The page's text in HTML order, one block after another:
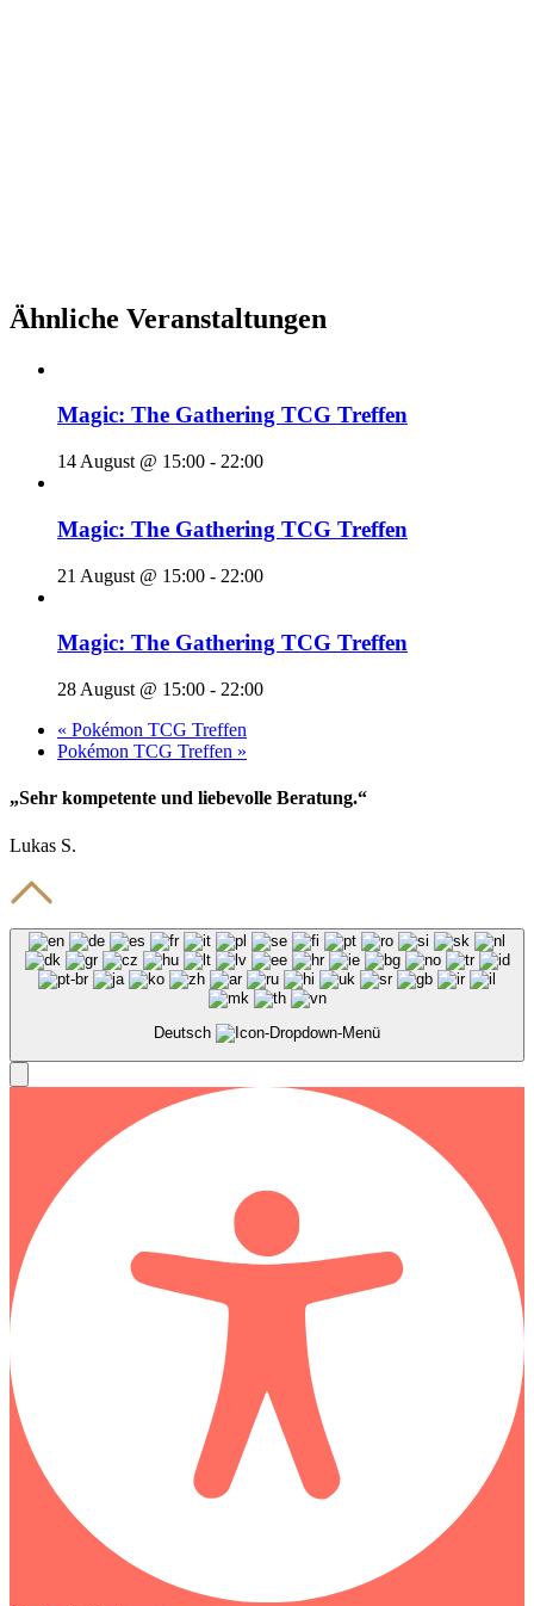
Ähnliche Veranstaltungen
Magic: The Gathering TCG Treffen
14 August @ 15:00 - 22:00
Magic: The Gathering TCG Treffen
21 August @ 15:00 - 22:00
Magic: The Gathering TCG Treffen
28 August @ 15:00 - 22:00
« Pokémon TCG Treffen
Pokémon TCG Treffen »
„Sehr kompetente und liebevolle Beratung.“
Lukas S.
Deutsch